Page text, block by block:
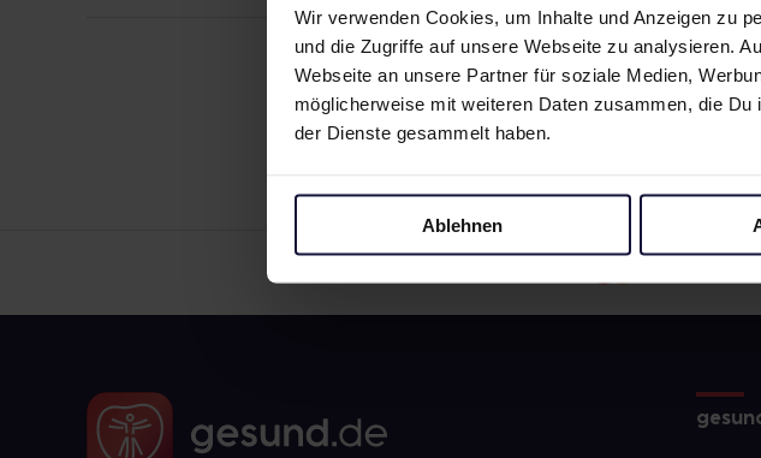
Wir verwenden Cookies, um Inhalte und Anzeigen zu
und die Zugriffe auf unsere Webseite zu analysieren.
Webseite an unsere Partner für soziale Medien,
möglicherweise mit weiteren Daten zusammen, die
der Dienste gesammelt haben.
Ablehnen